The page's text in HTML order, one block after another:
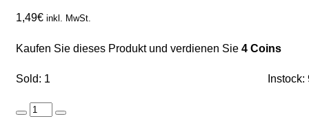
1,49€ inkl. MwSt.
Kaufen Sie dieses Produkt und verdienen Sie 4 Coins
Sold: 1 Instock:
Gefrierbeutel